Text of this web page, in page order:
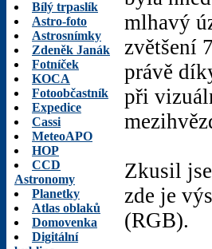
Bílý trpaslík
Astro-foto
Astrosnímky
Zdeněk Janák
Fotníček
KOCA
Fotoobčastník
Expedice
Cassi
MeteoAPO
HOP
CCD
Astronomy
Planetky
Atlas oblaků
Domovenka
Digitální
mlhavý
zvětšení
právě
při
Zkusil
zde je
(RGB).